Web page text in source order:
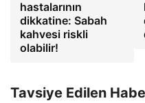
hastalarının
dikkatine: Sabah
kahvesi riskli
olabilir!
Tavsiye Edilen